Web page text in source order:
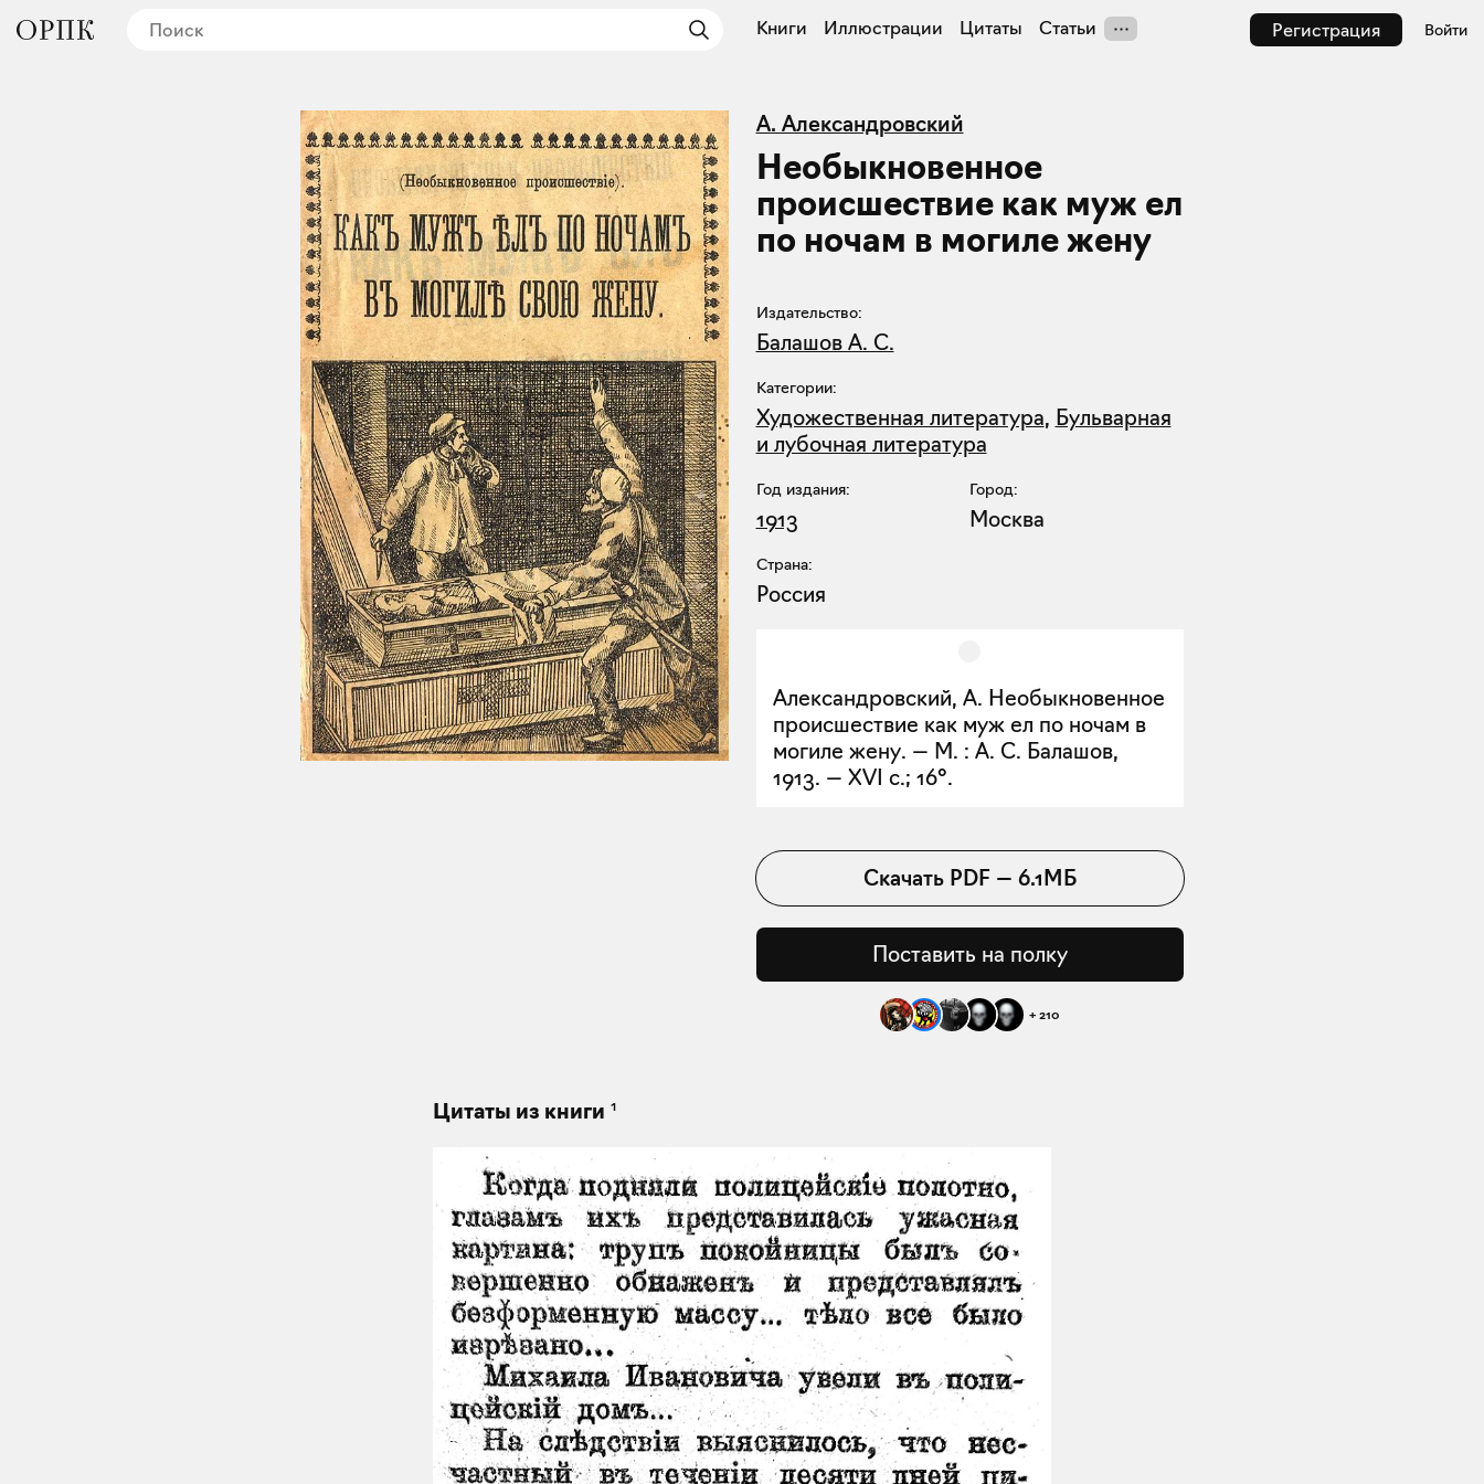
Регистрация Войти
Книги Иллюстрации Цитаты Статьи
А. Александровский
Необыкновенное
происшествие как муж ел
по ночам в могиле жену
Издательство:
Балашов А. С.
Категории:
Художественная литература, Бульварная
и лубочная литература
Год издания:
1913
Город:
Москва
Страна:
Россия
Александровский, А. Необыкновенное
происшествие как муж ел по ночам в
могиле жену. — М. : А. С. Балашов,
1913. — XVI с.; 16°.
Скачать PDF— 6.1МБ
Поставить на полку
+ 210
Цитаты из книги 1